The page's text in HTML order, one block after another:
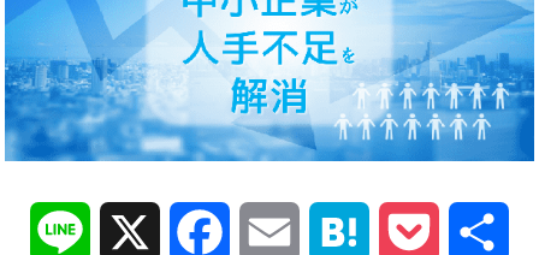
Line Facebook Email Hatena Pocket